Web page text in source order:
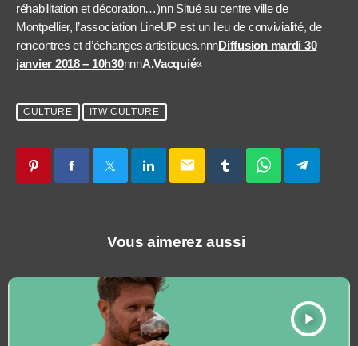
réhabilitation et décoration…)nn Situé au centre ville de
Montpellier, l’association LineUP est un lieu de convivialité, de
rencontres et d’échanges artistiques.nnnDiffusion mardi 30
janvier 2018 – 10h30nnnA.Vacquié«
CULTURE ITW CULTURE
email
Vous aimerez aussi
play_arrow